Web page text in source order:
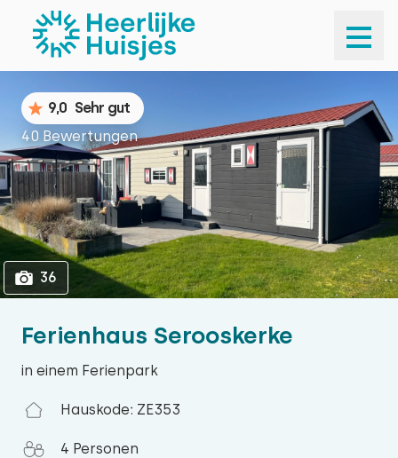
1
Ferienhaus Serooskerke
in einem Ferienpark
Hauskode: ZE353
4 Personen
9,0 Sehr gut
40 Bewertungen
36